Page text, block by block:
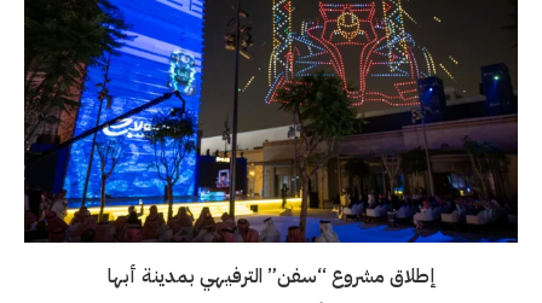
إطلاق مشروع “سفن” الترفيهي بمدينة أبها